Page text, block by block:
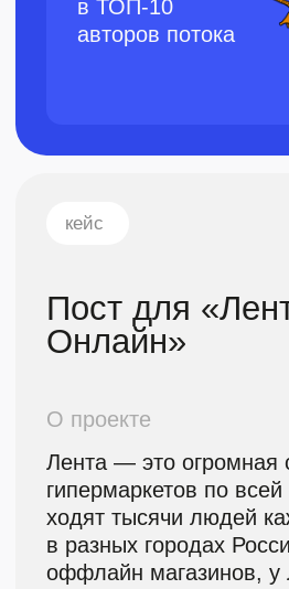
Четыре совета,
которые помогут
Ежедневно сборщики сервиса
«Лента Онлайн» выбирают
для покупателей сотни
килограмм качественных
фруктов и ягод. Вот несколько
профессиональных секретов.
Лента написала статью в Яндекс
Промо Страницах с рекламой
доставки продуктов онлайн. Статья
самое важное и подогнать под